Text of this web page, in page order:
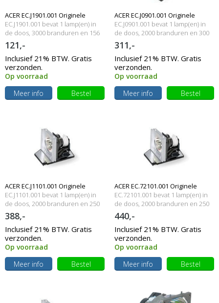
ACER EC.J1901.001 Originele
lampmodule
EC.J1901.001 bevat 1 lamp(en) in
de doos, 3000 branduren en 156
Watt
121,-
Inclusief 21% BTW. Gratis
verzonden.
Op voorraad
Meer info
Bestel
ACER EC.J0901.001 Originele
lampmodule
EC.J0901.001 bevat 1 lamp(en) in
de doos, 2000 branduren en 300
Watt
311,-
Inclusief 21% BTW. Gratis
verzonden.
Op voorraad
Meer info
Bestel
ACER EC.J1101.001 Originele
lampmodule
EC.J1101.001 bevat 1 lamp(en) in
de doos, 2000 branduren en 250
Watt
388,-
Inclusief 21% BTW. Gratis
verzonden.
Op voorraad
Meer info
Bestel
ACER EC.72101.001 Originele
lampmodule
EC.72101.001 bevat 1 lamp(en) in
de doos, 2000 branduren en 250
Watt
440,-
Inclusief 21% BTW. Gratis
verzonden.
Op voorraad
Meer info
Bestel